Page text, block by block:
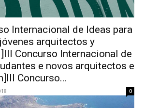
Internacional de Ideas para
arquitectos y
Concurso Internacional de
e novos arquitectos e
Concurso...
0